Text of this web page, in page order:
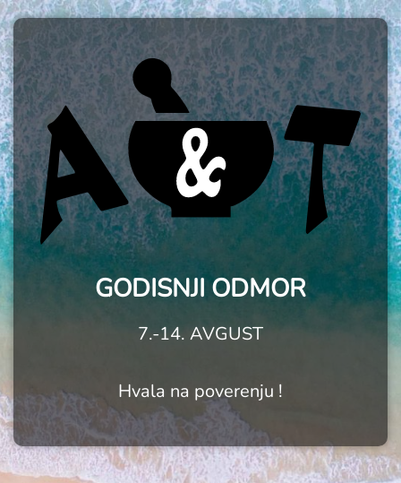
GODISNJI ODMOR
7.-14. AVGUST
Hvala na poverenju !